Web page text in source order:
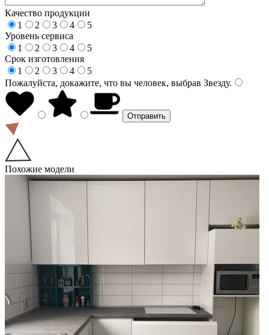
Качество продукции
1
2 3 4
5
Уровень сервиса
1
2 3 4
5
Срок изготовления
1
2 3 4
5
Пожалуйста, докажите, что вы человек, выбрав Звезду.
Похожие модели